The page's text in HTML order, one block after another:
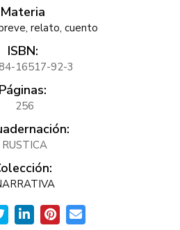
Materia
relato, cuento
ISBN:
16517-92-3
Páginas:
256
RUSTICA